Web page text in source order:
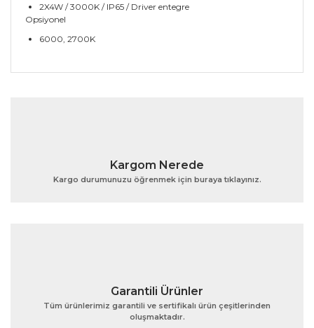
2X4W / 3000K / IP65 / Driver entegre
Opsiyonel
6000, 2700K
Bu ürünün fiyat bilgisi, resim, ürün açıklamalarında ve
Ürün açıklamasında eksik bilgiler bulunuyor.
Gönder
Kargom Nerede
Kargo durumunuzu öğrenmek için buraya tıklayınız.
Garantili Ürünler
Tüm ürünlerimiz garantili ve sertifikalı ürün çeşitlerinden
oluşmaktadır.